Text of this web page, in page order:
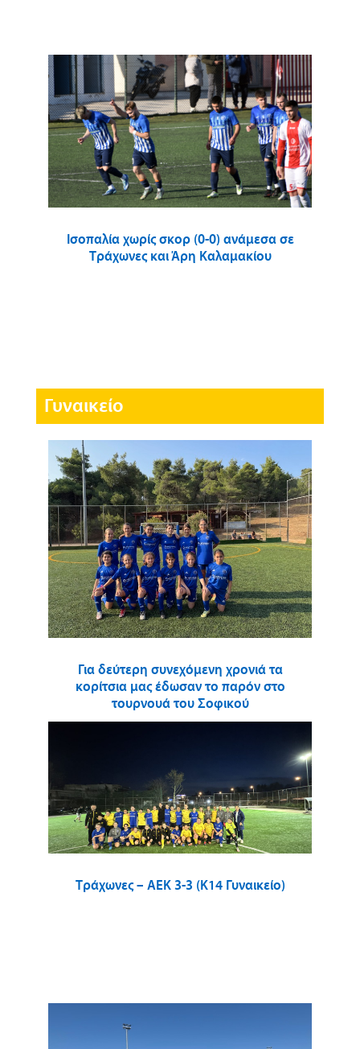
Ισοπαλία χωρίς σκορ (0-0) ανάμεσα σε
Τράχωνες και Άρη Καλαμακίου
Γυναικείο
Για δεύτερη συνεχόμενη χρονιά τα
κορίτσια μας έδωσαν το παρόν στο
τουρνουά του Σοφικού
Τράχωνες – ΑΕΚ 3-3 (Κ14 Γυναικείο)